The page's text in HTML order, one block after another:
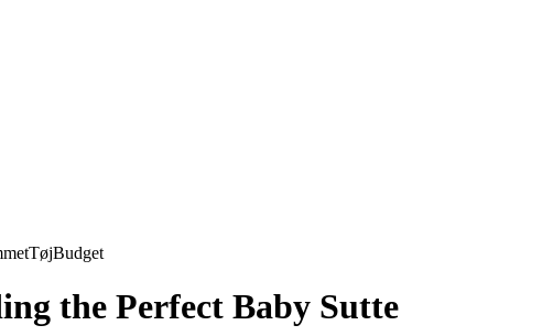
TøjBudget
the Perfect Baby Sutte